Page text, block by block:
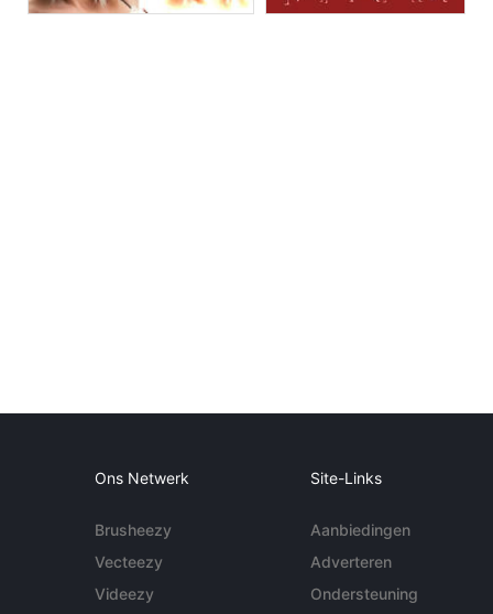
Ons Netwerk
Brusheezy
Vecteezy
Videezy
Site-Links
Aanbiedingen
Adverteren
Ondersteuning